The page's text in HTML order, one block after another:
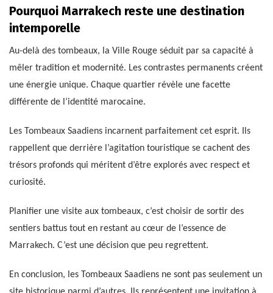
Pourquoi Marrakech reste une destination
intemporelle
Au-delà des tombeaux, la Ville Rouge séduit par sa capacité à
mêler tradition et modernité. Les contrastes permanents créent
une énergie unique. Chaque quartier révèle une facette
différente de l’identité marocaine.
Les Tombeaux Saadiens incarnent parfaitement cet esprit. Ils
rappellent que derrière l’agitation touristique se cachent des
trésors profonds qui méritent d’être explorés avec respect et
curiosité.
Planifier une visite aux tombeaux, c’est choisir de sortir des
sentiers battus tout en restant au cœur de l’essence de
Marrakech. C’est une décision que peu regrettent.
En conclusion, les Tombeaux Saadiens ne sont pas seulement un